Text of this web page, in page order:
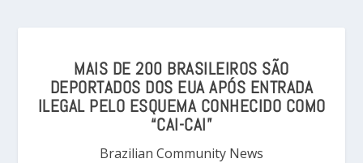
MAIS DE 200 BRASILEIROS SÃO
DEPORTADOS DOS EUA APÓS ENTRADA
ILEGAL PELO ESQUEMA CONHECIDO COMO
“CAI-CAI”
Brazilian Community News